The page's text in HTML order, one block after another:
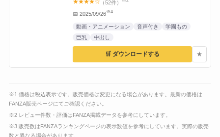
★★★★☆（52件）
📅 2025/09/26※4
動画・アニメーション 音声付き
学園もの
巨乳
中出し
🛒 ダウンロードする ★
※1 価格は税込表示です。販売価格は変更になる場合があります。最新の価格は
FANZA販売ページにてご確認ください。
※2 レビュー件数・評価はFANZA掲載データを参考にしています。
※3 販売数はFANZAランキングページの表示数値を参考にしています。実際の販売
数と異なる場合があります。